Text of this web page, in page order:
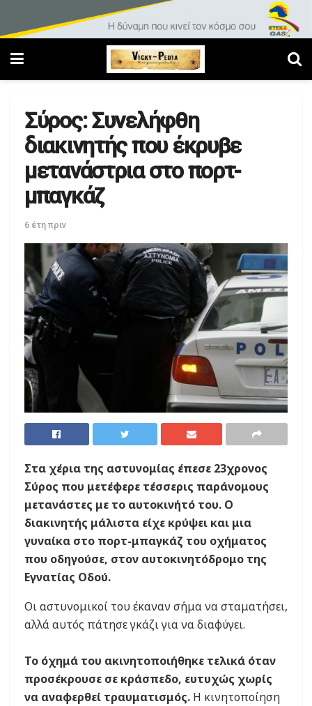
Σύρος: Συνελήφθη
διακινητής που έκρυβε
μετανάστρια στο πορτ-
μπαγκάζ
6 έτη πριν
Στα χέρια της αστυνομίας έπεσε 23χρονος
Σύρος που μετέφερε τέσσερις παράνομους
μετανάστες με το αυτοκινήτό του. Ο
διακινητής μάλιστα είχε κρύψει και μια
γυναίκα στο πορτ-μπαγκάζ του οχήματος
που οδηγούσε, στον αυτοκινητόδρομο της
Εγνατίας Οδού.
Οι αστυνομικοί του έκαναν σήμα να σταματήσει,
αλλά αυτός πάτησε γκάζι για να διαφύγει.
Το όχημά του ακινητοποιήθηκε τελικά όταν
προσέκρουσε σε κράσπεδο, ευτυχώς χωρίς
να αναφερθεί τραυματισμός. Η κινητοποίηση